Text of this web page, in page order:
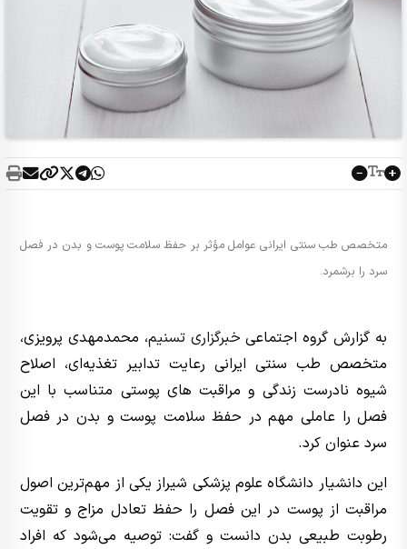
متخصص طب سنتی ایرانی عوامل مؤثر بر حفظ سلامت پوست و بدن در فصل
سرد را برشمرد.
به گزارش گروه اجتماعی خبرگزاری تسنیم، محمدمهدی پرویزی،
متخصص طب سنتی ایرانی رعایت تدابیر تغذیه‌ای، اصلاح
شیوه نادرست زندگی و مراقبت های پوستی متناسب با این
فصل را عاملی مهم در حفظ سلامت پوست و بدن در فصل
سرد عنوان کرد.
این دانشیار دانشگاه علوم پزشکی شیراز یکی از مهم‌ترین اصول
مراقبت از پوست در این فصل را حفظ تعادل مزاج و تقویت
رطوبت طبیعی بدن دانست و گفت: توصیه می‌شود که افراد